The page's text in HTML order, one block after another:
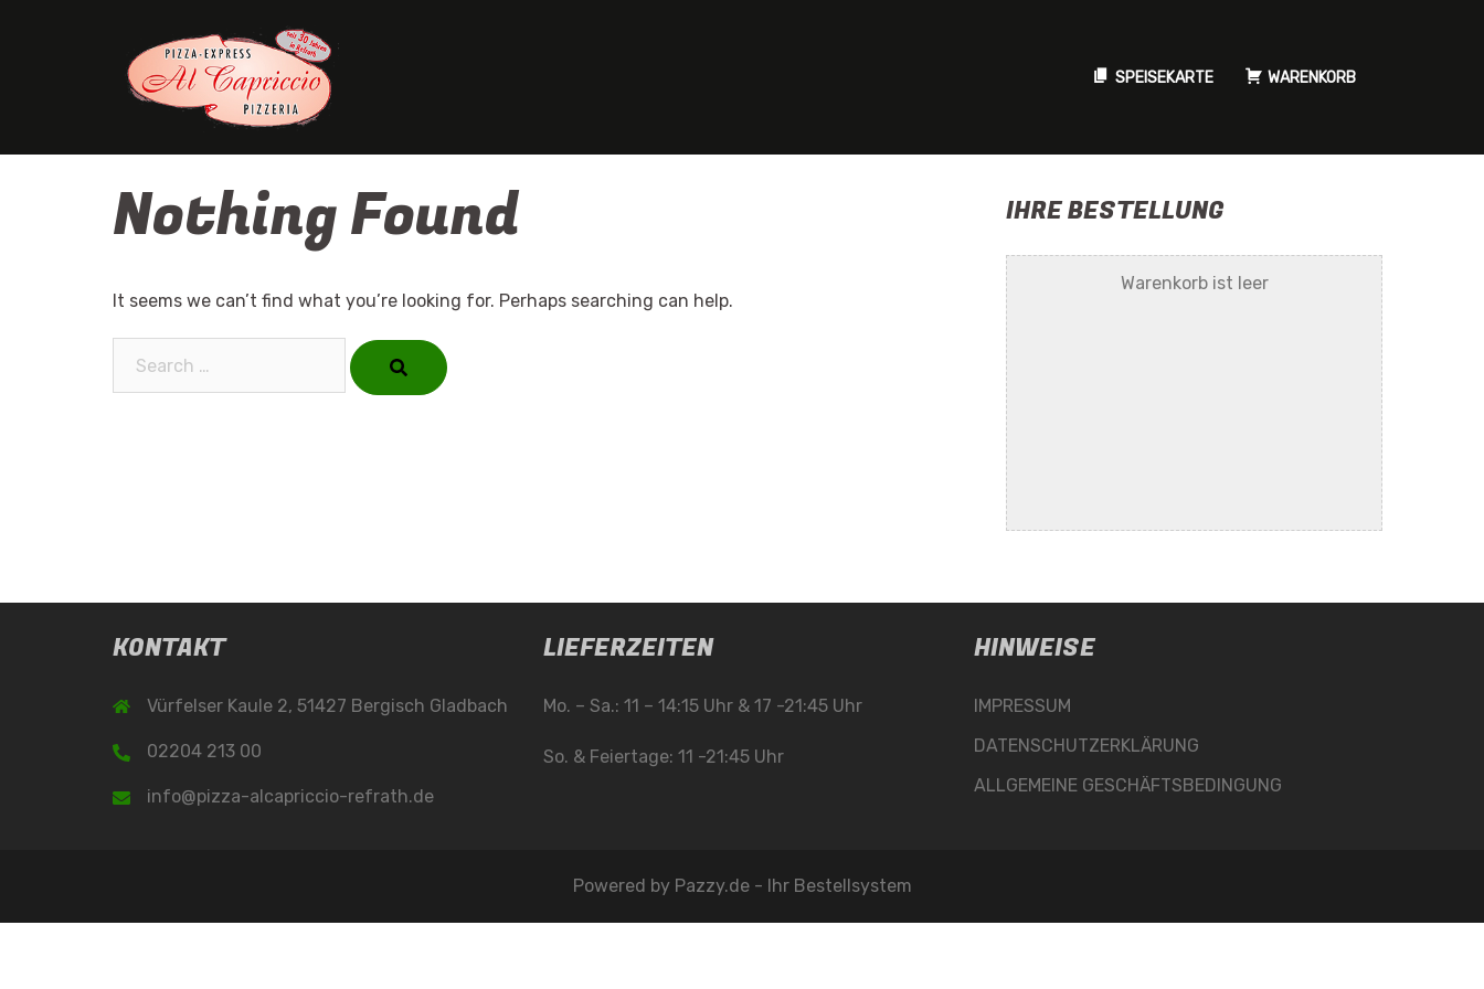
SPEISEKARTE WARENKORB
Nothing Found
It seems we can’t find what you’re looking for. Perhaps searching can help.
IHRE BESTELLUNG
Warenkorb ist leer
KONTAKT
Vürfelser Kaule 2, 51427 Bergisch Gladbach
02204 213 00
info@pizza-alcapriccio-refrath.de
LIEFERZEITEN
Mo. – Sa.: 11 – 14:15 Uhr & 17 -21:45 Uhr
So. & Feiertage: 11 -21:45 Uhr
HINWEISE
IMPRESSUM
DATENSCHUTZERKLÄRUNG
ALLGEMEINE GESCHÄFTSBEDINGUNG
Powered by Pazzy.de - Ihr Bestellsystem